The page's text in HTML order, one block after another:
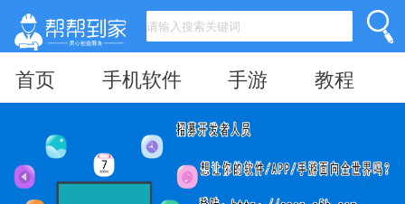
首页 手机软件 手游 教程